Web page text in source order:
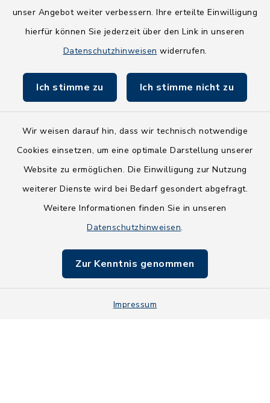
unser Angebot weiter verbessern. Ihre erteilte Einwilligung
hierfür können Sie jederzeit über den Link in unseren
Datenschutzhinweisen widerrufen.
Ich stimme zu Ich stimme nicht zu
Wir weisen darauf hin, dass wir technisch notwendige
Cookies einsetzen, um eine optimale Darstellung unserer
Website zu ermöglichen. Die Einwilligung zur Nutzung
weiterer Dienste wird bei Bedarf gesondert abgefragt.
Weitere Informationen finden Sie in unseren
Datenschutzhinweisen.
Zur Kenntnis genommen
Impressum
NEU! Amtsbroschüre 2026
Holsteiner Auenland
Fundbüro
Barrierefreiheit
Impressum
Sitemap